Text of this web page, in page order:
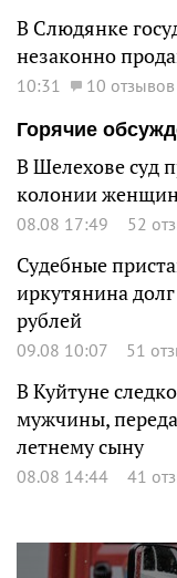
В Слюдянке
незаконно
10:31
10 отзывов
Горячие
В Шелехове суд
колонии
08.08 17:49 52
Судебные
иркутянина
рублей
09.08 10:07 51
В Куйтуне
мужчины,
летнему сыну
08.08 14:44 41